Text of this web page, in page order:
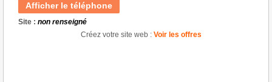
Afficher le téléphone
Site : non renseigné
Créez votre site web : Voir les offres